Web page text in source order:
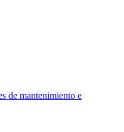
de mantenimiento e